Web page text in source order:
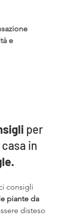
e
per
in
consigli
piante da
disteso